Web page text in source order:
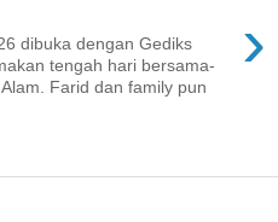
›
dibuka dengan Gediks
tengah hari bersama-
Farid dan family pun